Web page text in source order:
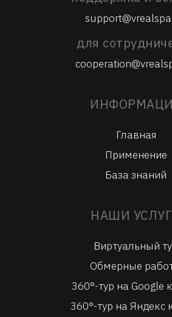
для
Главная
Применение
База знаний
НАШИ
Виртуальный
Обмерные
360°-тур на Google
360°-тур на Яндекс